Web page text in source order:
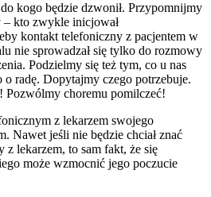
kogo będzie dzwonił. Przypomnijmy
– kto zwykle inicjował
kontakt telefoniczny z pacjentem w
nie sprowadzał się tylko do rozmowy
Podzielmy się też tym, co u nas
o radę. Dopytajmy czego potrzebuje.
choremu pomilczeć!
z lekarzem swojego
Nawet jeśli nie będzie chciał znać
z lekarzem, to sam fakt, że się
może wzmocnić jego poczucie